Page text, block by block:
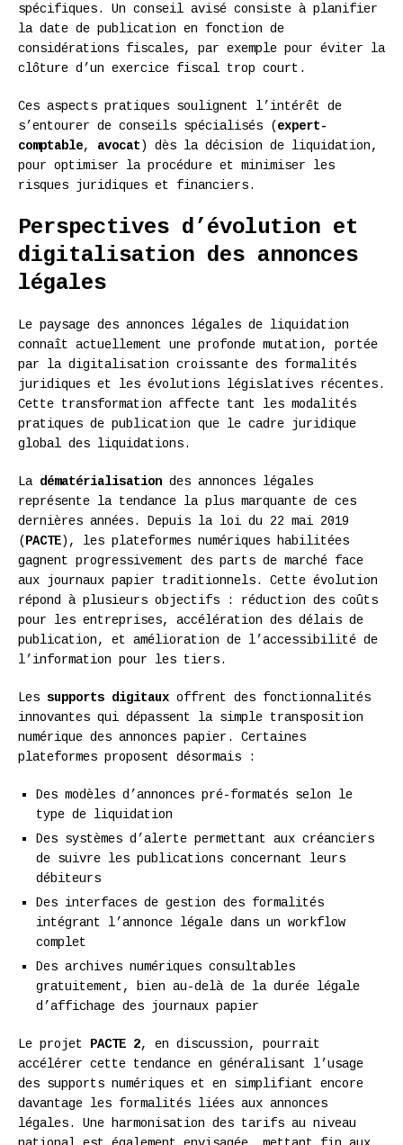
spécifiques. Un conseil avisé consiste à planifier
la date de publication en fonction de
considérations fiscales, par exemple pour éviter la
clôture d’un exercice fiscal trop court.
Ces aspects pratiques soulignent l’intérêt de
s’entourer de conseils spécialisés (expert-
comptable, avocat ) dès la décision de liquidation,
pour optimiser la procédure et minimiser les
risques juridiques et financiers.
Perspectives d’évolution et
digitalisation des annonces
légales
Le paysage des annonces légales de liquidation
connaît actuellement une profonde mutation, portée
par la digitalisation croissante des formalités
juridiques et les évolutions législatives récentes.
Cette transformation affecte tant les modalités
pratiques de publication que le cadre juridique
global des liquidations.
La dématérialisation des annonces légales
représente la tendance la plus marquante de ces
dernières années. Depuis la loi du 22 mai 2019
( PACTE), les plateformes numériques habilitées
gagnent progressivement des parts de marché face
aux journaux papier traditionnels. Cette évolution
répond à plusieurs objectifs : réduction des coûts
pour les entreprises, accélération des délais de
publication, et amélioration de l’accessibilité de
l’information pour les tiers.
Les supports digitaux offrent des fonctionnalités
innovantes qui dépassent la simple transposition
numérique des annonces papier. Certaines
plateformes proposent désormais :
Des modèles d’annonces pré-formatés selon le
type de liquidation
Des systèmes d’alerte permettant aux créanciers
de suivre les publications concernant leurs
débiteurs
Des interfaces de gestion des formalités
intégrant l’annonce légale dans un workflow
complet
Des archives numériques consultables
gratuitement, bien au-delà de la durée légale
d’affichage des journaux papier
Le projet PACTE 2, en discussion, pourrait
accélérer cette tendance en généralisant l’usage
des supports numériques et en simplifiant encore
davantage les formalités liées aux annonces
légales. Une harmonisation des tarifs au niveau